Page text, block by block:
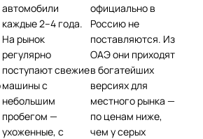
автомобили
каждые 2–4 года.
На рынок
регулярно
поступают свежие
машины с
небольшим
пробегом —
ухоженные, с
официально в
Россию не
поставляются. Из
ОАЭ они приходят
в богатейших
версиях для
местного рынка —
по ценам ниже,
чем у серых